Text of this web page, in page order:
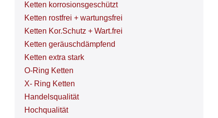
Ketten korrosionsgeschützt
Ketten rostfrei + wartungsfrei
Ketten Kor.Schutz + Wart.frei
Ketten geräuschdämpfend
Ketten extra stark
O-Ring Ketten
X- Ring Ketten
Handelsqualität
Hochqualität